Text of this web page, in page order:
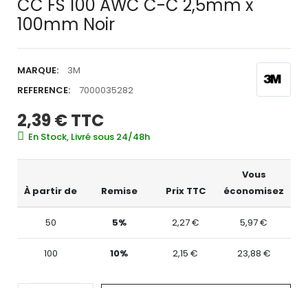
CC FS 100 AWC C-C 2,5mm x
100mm Noir
MARQUE:
3M
REFERENCE:
7000035282
2,39 €TTC
En Stock, Livré sous 24/48h
À partir de Remise Prix TTC
Vous
économisez
50 5% 2,27 € 5,97 €
100 10% 2,15 € 23,88 €